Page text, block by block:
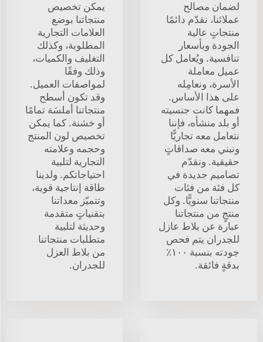
لضمان مصالح
عملائنا، نقدّم دائمًا
منتجاتٍ عالية
الجودة وبأسعار
تنافسية. ويُعامل كل
عميل معاملة
الأسرة، ونعامِله
على هذا الأساس.
فمهما كانت جنسيته
أو بلد منشأه، فإننا
نتعامل معه تجاريًّا
ونبني معه صداقاتٍ
حقيقية. ونقدّم
تصاميم جديدة في
كل فئة من فئات
منتجاتنا سنويًّا. وكل
منتجٍ من منتجاتنا
عبارة عن بلاط عازل
للجدران يتم فحص
جودته بنسبة ١٠٠٪
بدقةٍ فائقة.
يمكن تخصيص
منتجاتنا بوضع
العلامات التجارية
المطلوبة، وكذلك
التغليف والكميات،
وذلك وفقًا
لمواصفات العميل.
وقد تكون أسطح
منتجاتنا أملسَة تمامًا
أو خشنة. كما يمكن
تخصيص لون المنتج
وحجمه وعلامته
التجارية لتلبية
احتياجاتكم. ولدينا
طاقة إنتاجية قوية،
وتتميّز معداتنا
بتقنياتٍ متقدمة
وحديثة لتلبية
متطلبات منتجاتنا
من بلاط العزل
للجدران.